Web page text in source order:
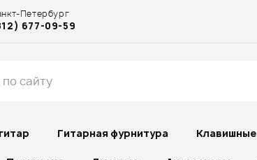
Петербург
677-09-59
Гитарная фурнитура Клавишные